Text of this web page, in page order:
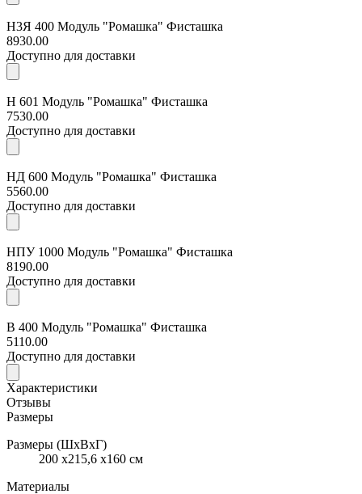
Н3Я 400 Модуль "Ромашка" Фисташка
8930.00
Доступно для доставки
Н 601 Модуль "Ромашка" Фисташка
7530.00
Доступно для доставки
НД 600 Модуль "Ромашка" Фисташка
5560.00
Доступно для доставки
НПУ 1000 Модуль "Ромашка" Фисташка
8190.00
Доступно для доставки
В 400 Модуль "Ромашка" Фисташка
5110.00
Доступно для доставки
Характеристики
Отзывы
Размеры
Размеры (ШхВхГ)
200 x215,6 x160 см
Материалы